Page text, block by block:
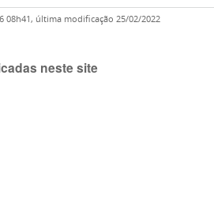
08h41, última modificação 25/02/2022
neste site